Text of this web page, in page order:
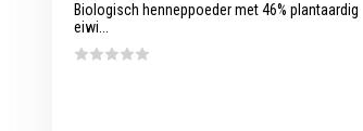
Biologisch henneppoeder met 46% plantaardig
eiwi...